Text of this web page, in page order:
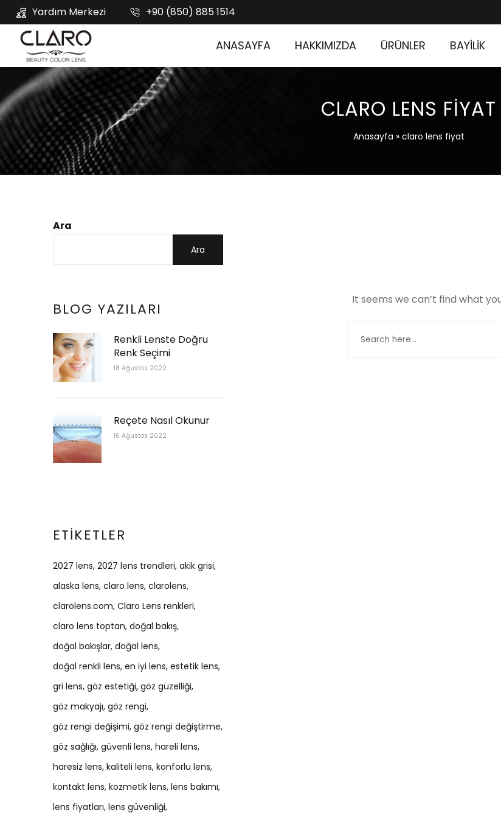
Yardım Merkezi +90 (850) 885 1514
ANASAYFA HAKKIMIZDA ÜRÜNLER BAYİLİK
CLARO LENS FIYAT
Anasayfa » claro lens fiyat
Ara
Ara
BLOG YAZILARI
Renkli Lenste Doğru
Renk Seçimi
18 Ağustos 2022
Reçete Nasıl Okunur
16 Ağustos 2022
ETIKETLER
2027 lens 2027 lens trendleri akik grisi
alaska lens claro lens clarolens
clarolens.com Claro Lens renkleri
claro lens toptan doğal bakış
doğal bakışlar doğal lens
doğal renkli lens en iyi lens estetik lens
gri lens göz estetiği göz güzelliği
göz makyajı göz rengi
göz rengi değişimi göz rengi değiştirme
göz sağlığı güvenli lens hareli lens
haresiz lens kaliteli lens konforlu lens
kontakt lens kozmetik lens lens bakımı
lens fiyatları lens güvenliği
It seems we can’t find what